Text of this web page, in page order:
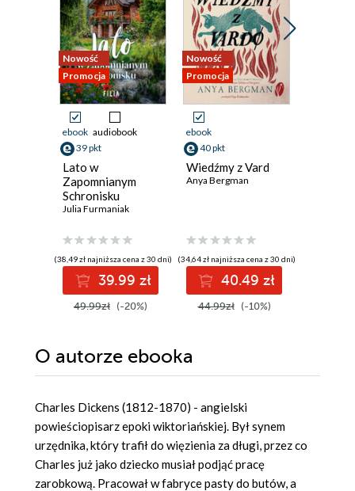
Nowość
Promocja
ebook audiobook
39 pkt
Lato w
Zapomnianym
Schronisku
Julia Furmaniak
(38,49 zł najniższa cena z 30 dni)
39.99 zł
49.99zł (-20%)
Nowość
Promocja
ebook
40 pkt
Wiedźmy z Vard
Anya Bergman
(34,64 zł najniższa cena z 30 dni)
40.49 zł
44.99zł (-10%)
O autorze ebooka
Charles Dickens (1812-1870) - angielski
powieściopisarz epoki wiktoriańskiej. Był synem
urzędnika, który trafił do więzienia za długi, przez co
Charles już jako dziecko musiał podjąć pracę
zarobkową. Pracował w fabryce pasty do butów, a